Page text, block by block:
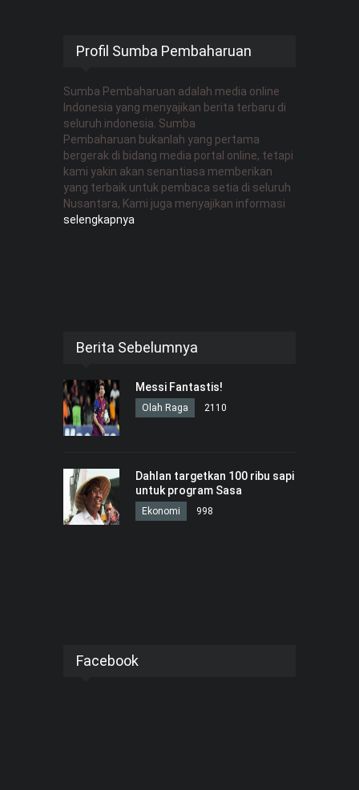
Profil Sumba Pembaharuan
Sumba Pembaharuan adalah media online
Indonesia yang menyajikan berita terbaru di
seluruh indonesia. Sumba
Pembaharuan bukanlah yang pertama
bergerak di bidang media portal online, tetapi
kami yakin akan senantiasa memberikan
yang terbaik untuk pembaca setia di seluruh
Nusantara, Kami juga menyajikan informasi
selengkapnya
Berita Sebelumnya
Messi Fantastis!
Olah Raga 2110
Dahlan targetkan 100 ribu sapi
untuk program Sasa
Ekonomi 998
Facebook